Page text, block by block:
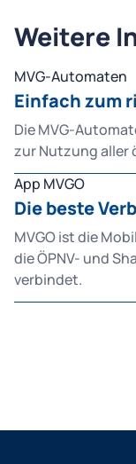
Weitere
MVG-Automaten
Einfach zum
Die MVG-
zur Nutzung aller
App MVGO
Die beste
MVGO ist die
die ÖPNV- und
verbindet.